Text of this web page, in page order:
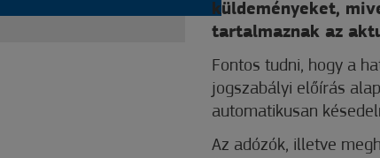
küldeményeket,
tartalmaznak az
Fontos tudni, hogy a
jogszabályi előírás
automatikusan
Az adózók, illetve